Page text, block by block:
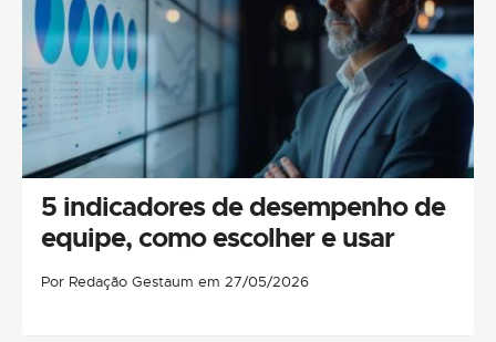
5 indicadores de desempenho de
equipe, como escolher e usar
Por Redação Gestaum em 27/05/2026